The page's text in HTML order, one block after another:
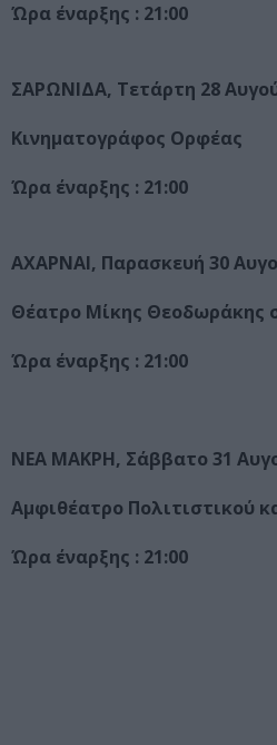
Ώρα έναρξης : 21:00
ΣΑΡΩΝΙΔΑ, Τετάρτη 28
Κινηματογράφος Ορφέας
Ώρα έναρξης : 21:00
ΑΧΑΡΝΑΙ, Παρασκευή 30
Θέατρο Μίκης Θεοδωράκης
Ώρα έναρξης : 21:00
ΝΕΑ ΜΑΚΡΗ, Σάββατο 31
Αμφιθέατρο Πολιτιστικού
Ώρα έναρξης : 21:00